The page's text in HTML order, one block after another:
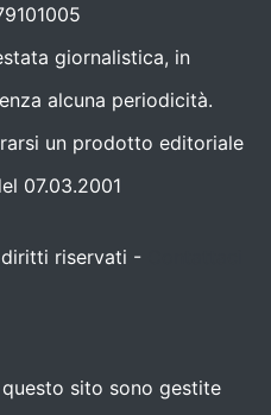
giornalistica, in
alcuna periodicità.
un prodotto editoriale
07.03.2001
riservati -
sito sono gestite